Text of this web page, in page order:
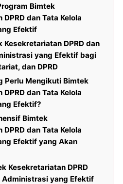
Bimtek
dan Tata Kelola
Efektif
Kesekretariatan DPRD dan
yang Efektif bagi
dan DPRD
Perlu Mengikuti Bimtek
dan Tata Kelola
Efektif?
Bimtek
dan Tata Kelola
Efektif yang Akan
Kesekretariatan DPRD
Administrasi yang Efektif